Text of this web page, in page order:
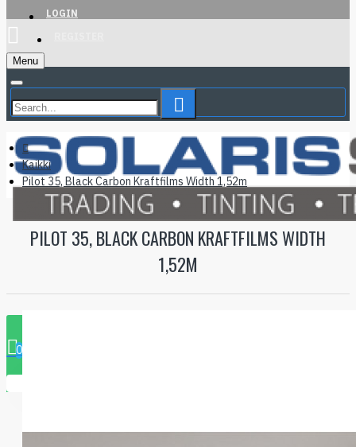
LOGIN
Menu
0
Kaikki
Pilot 35, Black Carbon Kraftfilms Width 1,52m
PILOT 35, BLACK CARBON KRAFTFILMS WIDTH
1,52M